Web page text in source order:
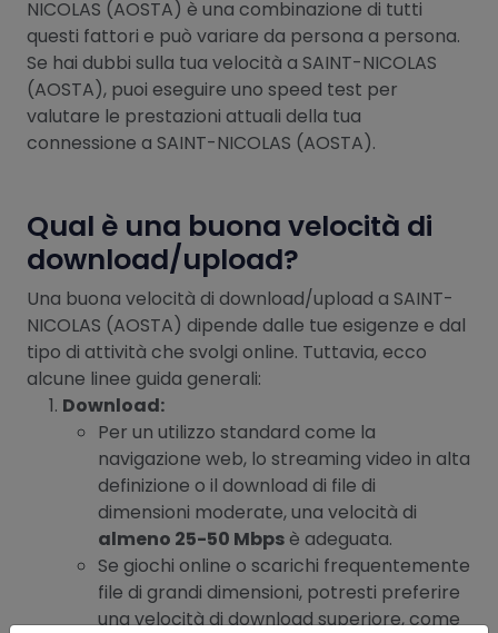
NICOLAS (AOSTA) è una combinazione di tutti
questi fattori e può variare da persona a persona.
Se hai dubbi sulla tua velocità a SAINT-NICOLAS
(AOSTA), puoi eseguire uno speed test per
valutare le prestazioni attuali della tua
connessione a SAINT-NICOLAS (AOSTA).
Qual è una buona velocità di
download/upload?
Una buona velocità di download/upload a SAINT-
NICOLAS (AOSTA) dipende dalle tue esigenze e dal
tipo di attività che svolgi online. Tuttavia, ecco
alcune linee guida generali:
Download:
Per un utilizzo standard come la
navigazione web, lo streaming video in alta
definizione o il download di file di
dimensioni moderate, una velocità di
almeno 25-50 Mbpsè adeguata.
Se giochi online o scarichi frequentemente
file di grandi dimensioni, potresti preferire
una velocità di download superiore, come